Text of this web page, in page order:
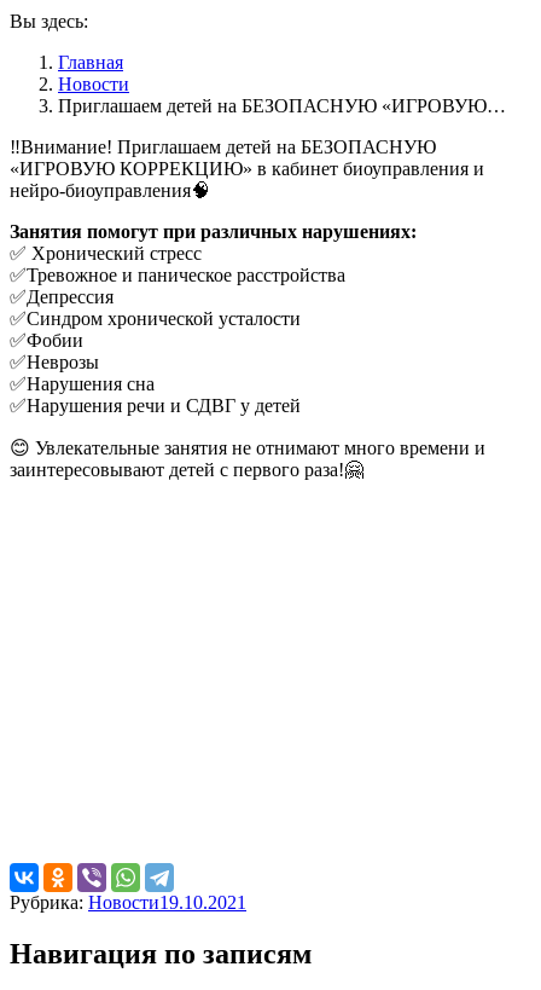
Вы здесь:
Главная
Новости
Приглашаем детей на БЕЗОПАСНУЮ «ИГРОВУЮ…
‼Внимание! Приглашаем детей на БЕЗОПАСНУЮ
«ИГРОВУЮ КОРРЕКЦИЮ» в кабинет биоуправления и
нейро-биоуправления🧠
Занятия помогут при различных нарушениях:
✅ Хронический стресс
✅Тревожное и паническое расстройства
✅Депрессия
✅Синдром хронической усталости
✅Фобии
✅Неврозы
✅Нарушения сна
✅Нарушения речи и СДВГ у детей
😊 Увлекательные занятия не отнимают много времени и
заинтересовывают детей с первого раза!🤗
Рубрика: Новости19.10.2021
Навигация по записям